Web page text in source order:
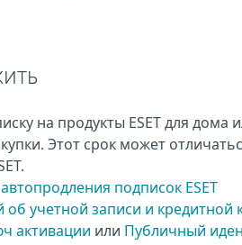
на продукты ESET для дома
Этот срок может
подписок ESET
учетной записи и кредитной
активации или Публичный